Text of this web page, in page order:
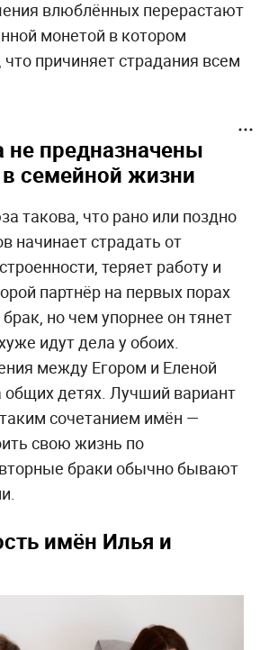
влюблённых перерастают
монетой в котором
что причиняет страдания всем
не предназначены
в семейной жизни
такова, что рано или поздно
начинает страдать от
теряет работу и
партнёр на первых порах
но чем упорнее он тянет
идут дела у обоих.
между Егором и Еленой
детях. Лучший вариант
сочетанием имён —
свою жизнь по
браки обычно бывают
имён Илья и